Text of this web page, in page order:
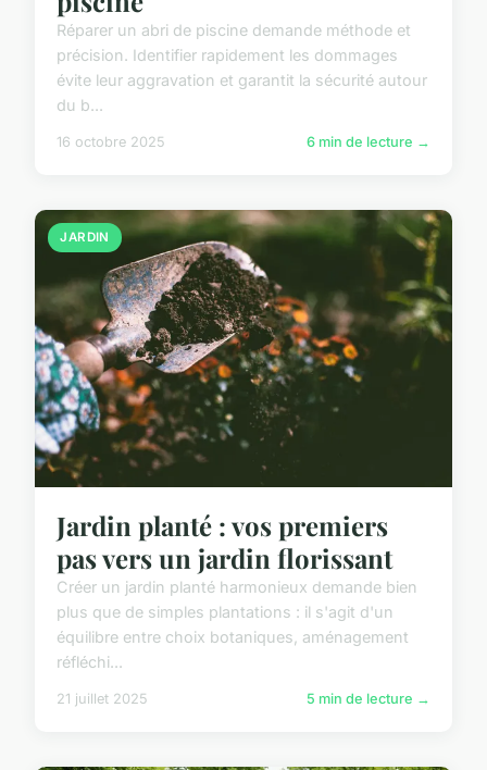
Réparer un abri de piscine demande méthode et
précision. Identifier rapidement les dommages
évite leur aggravation et garantit la sécurité autour
du b...
16 octobre 2025 6 min de lecture →
JARDIN
Jardin planté : vos premiers
pas vers un jardin florissant
Créer un jardin planté harmonieux demande bien
plus que de simples plantations : il s'agit d'un
équilibre entre choix botaniques, aménagement
réfléchi...
21 juillet 2025 5 min de lecture →